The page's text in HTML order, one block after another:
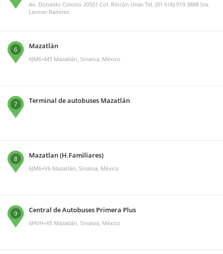
Av. Donaldo Colosio 20501 Col. Rincón Urias Tel. (01 616) 919 3888 Sra.
Leonor Ramirez
6 Mazatlán
6JM6+M5 Mazatlán, Sinaloa, México
7 Terminal de autobuses Mazatlán
8 Mazatlan (H.Familiares)
6JM6+V6 Mazatlán, Sinaloa, México
9 Central de Autobuses Primera Plus
6HVH+X5 Mazatlán, Sinaloa, México